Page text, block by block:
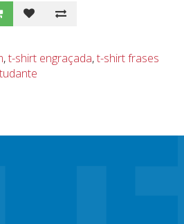
,t-shirt engraçada,t-shirt frases